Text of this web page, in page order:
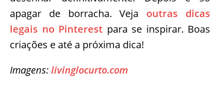
apagar de borracha. Veja outras dicas
legais no Pinterest para se inspirar. Boas
criações e até a próxima dica!
Imagens:livinglocurto.com